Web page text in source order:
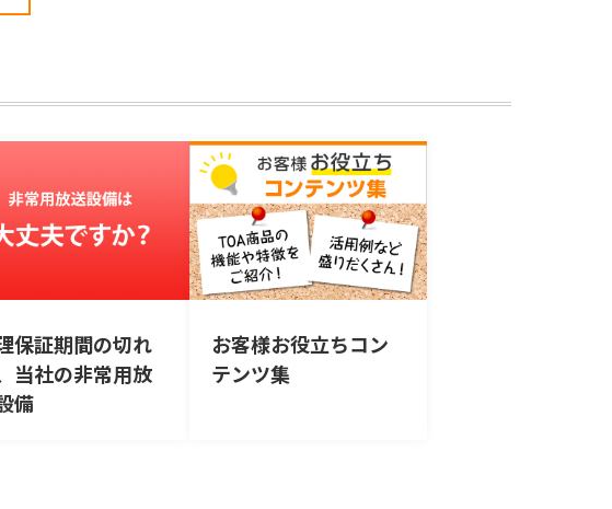
保証期間の切れ
当社の非常用放
備
お客様お役立ちコン
テンツ集